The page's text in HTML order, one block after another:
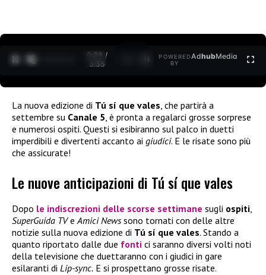
0:30 /
3:35
POWERED
BY
AdhubMedia
La nuova edizione di Tú sí que vales , che partirà a
settembre su Canale 5 , è pronta a regalarci grosse sorprese
e numerosi ospiti. Questi si esibiranno sul palco in duetti
imperdibili e divertenti accanto ai giudici. E le risate sono più
che assicurate!
Le nuove anticipazioni di Tú sí que vales
Dopo le indiscrezioni delle scorse settimane sugli ospiti,
SuperGuida TVeAmici Newssono tornati con delle altre
notizie sulla nuova edizione di Tú sí que vales. Stando a
quanto riportato dalle due fonti ci saranno diversi volti noti
della televisione che duettaranno con i giudici in gare
esilaranti di Lip-sync. E si prospettano grosse risate.